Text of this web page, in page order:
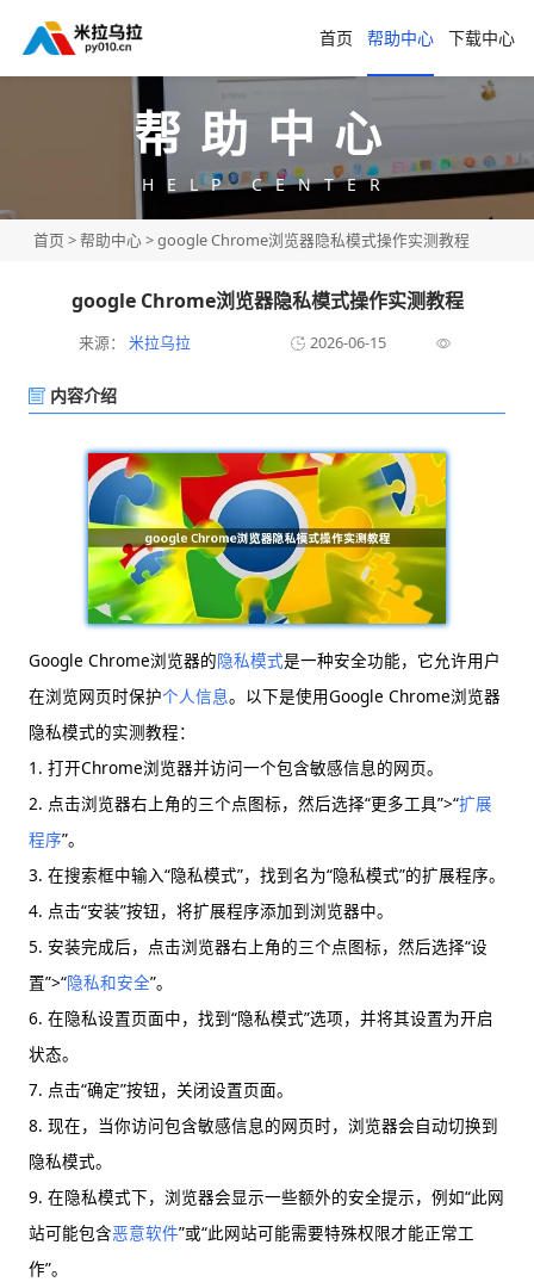
首页 帮助中心 下载中心
帮助中心
HELP CENTER
首页 >帮助中心> google Chrome浏览器隐私模式操作实测教程
google Chrome浏览器隐私模式操作实测教程
来源： 米拉乌拉 2026-06-15
内容介绍
Google Chrome浏览器的隐私模式是一种安全功能，它允许用户
在浏览网页时保护个人信息。以下是使用Google Chrome浏览器
隐私模式的实测教程：
1. 打开Chrome浏览器并访问一个包含敏感信息的网页。
2. 点击浏览器右上角的三个点图标，然后选择“更多工具”>“扩展
程序”。
3. 在搜索框中输入“隐私模式”，找到名为“隐私模式”的扩展程序。
4. 点击“安装”按钮，将扩展程序添加到浏览器中。
5. 安装完成后，点击浏览器右上角的三个点图标，然后选择“设
置”>“隐私和安全”。
6. 在隐私设置页面中，找到“隐私模式”选项，并将其设置为开启
状态。
7. 点击“确定”按钮，关闭设置页面。
8. 现在，当你访问包含敏感信息的网页时，浏览器会自动切换到
隐私模式。
9. 在隐私模式下，浏览器会显示一些额外的安全提示，例如“此网
站可能包含恶意软件”或“此网站可能需要特殊权限才能正常工
作”。